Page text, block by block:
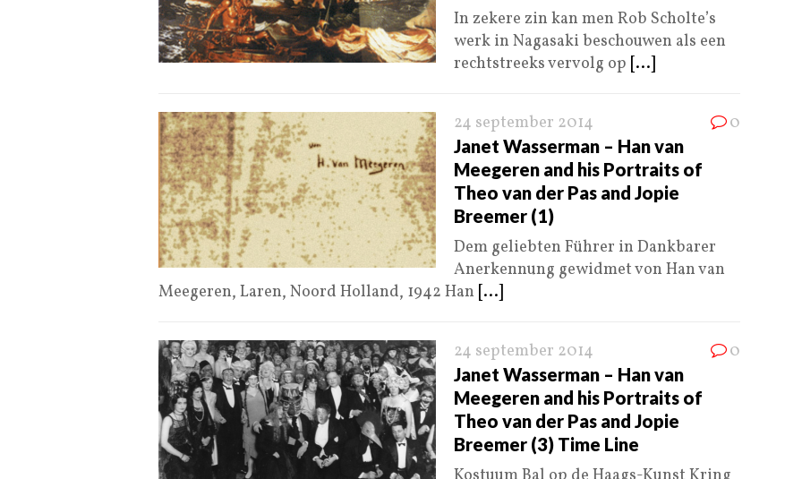
In zekere zin kan men Rob Scholte’s
werk in Nagasaki beschouwen als een
rechtstreeks vervolg op [...]
24 september 2014 0
Janet Wasserman – Han van
Meegeren and his Portraits of
Theo van der Pas and Jopie
Breemer (1)
Dem geliebten Führer in Dankbarer
Anerkennung gewidmet von Han van
Meegeren, Laren, Noord Holland, 1942 Han [...]
24 september 2014 0
Janet Wasserman – Han van
Meegeren and his Portraits of
Theo van der Pas and Jopie
Breemer (3) Time Line